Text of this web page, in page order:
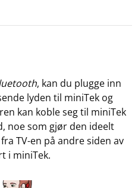
, kan du plugge inn
lyden til miniTek og
kan koble seg til miniTek
noe som gjør den ideelt
TV-en på andre siden av
i miniTek.